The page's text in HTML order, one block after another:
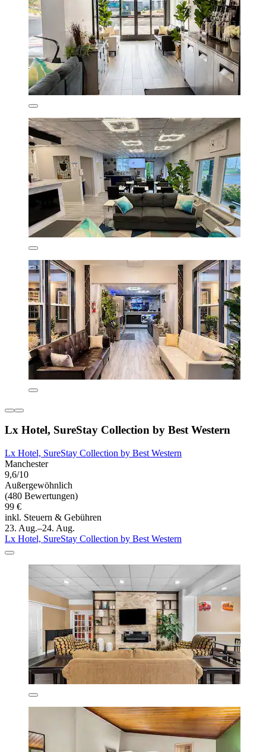
Lx Hotel, SureStay Collection by Best Western
Lx Hotel, SureStay Collection by Best Western
Manchester
9,6/10
Außergewöhnlich
(480 Bewertungen)
99 €
inkl. Steuern & Gebühren
23. Aug.–24. Aug.
Lx Hotel, SureStay Collection by Best Western